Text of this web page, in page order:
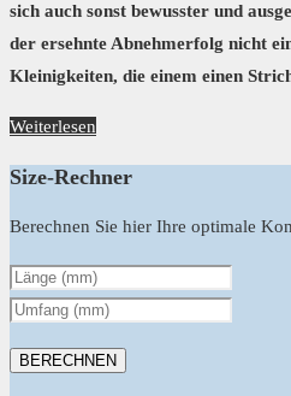
sich auch sonst bewusster und
der ersehnte Abnehmerfolg nicht
Kleinigkeiten, die einem einen
Weiterlesen
Size-Rechner
Berechnen Sie hier Ihre optimale